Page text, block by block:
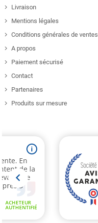
Livraison
Mentions légales
Conditions générales de ventes
A propos
Paiement sécurisé
Contact
Partenaires
Produits sur mesure